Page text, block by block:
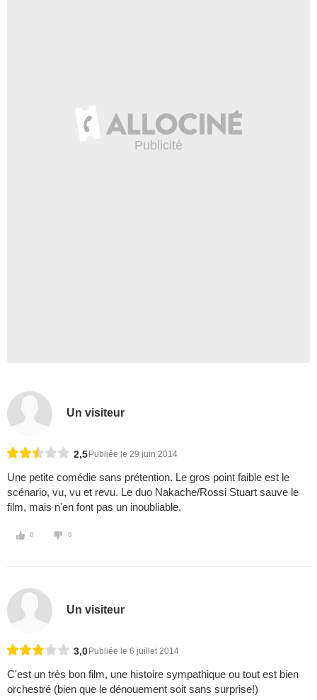
Un visiteur
2,5 Publiée le 29 juin 2014
Une petite comédie sans prétention. Le gros point faible est le
scénario, vu, vu et revu. Le duo Nakache/Rossi Stuart sauve le
film, mais n'en font pas un inoubliable.
0 0
Un visiteur
3,0 Publiée le 6 juillet 2014
C'est un très bon film, une histoire sympathique ou tout est bien
orchestré (bien que le dénouement soit sans surprise!)